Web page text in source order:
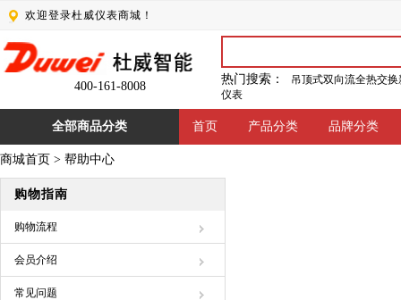
欢迎登录杜威仪表商城！
400-161-8008
热门搜索：
吊顶式双向流全热交
仪表
全部商品分类 首页 产品分类 品牌分类
商城首页 > 帮助中心
购物指南
购物流程
会员介绍
常见问题